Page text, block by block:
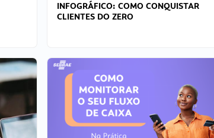
INFOGRÁFICO: COMO CONQUISTAR
CLIENTES DO ZERO